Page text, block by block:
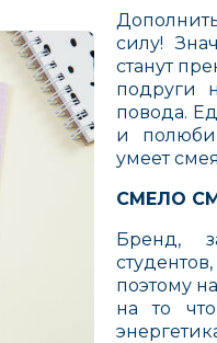
силу!
станут
подруги
повода.
и
умеет
СМЕЛО
Бренд,
поэтому
на то